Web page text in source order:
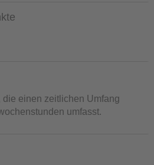
die einen zeitlichen Umfang
umfasst.